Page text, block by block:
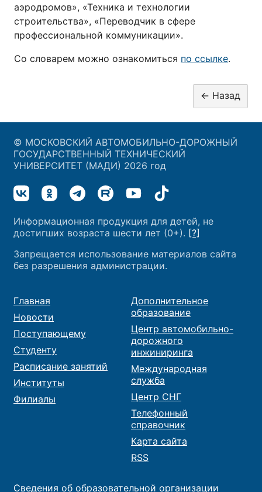
аэродромов», «Техника и технологии
строительства», «Переводчик в сфере
профессиональной коммуникации».
Со словарем можно ознакомиться по ссылке.
© МОСКОВСКИЙ АВТОМОБИЛЬНО-ДОРОЖНЫЙ
ГОСУДАРСТВЕННЫЙ ТЕХНИЧЕСКИЙ
УНИВЕРСИТЕТ (МАДИ) 2026 год
Информационная продукция для детей, не
достигших возраста шести лет (0+). [?]
Запрещается использование материалов сайта
без разрешения администрации.
Главная
Новости
Поступающему
Студенту
Расписание занятий
Институты
Филиалы
Дополнительное
образование
Центр автомобильно-
дорожного
инжиниринга
Международная
служба
Центр СНГ
Телефонный
справочник
Карта сайта
RSS
Сведения об образовательной организации